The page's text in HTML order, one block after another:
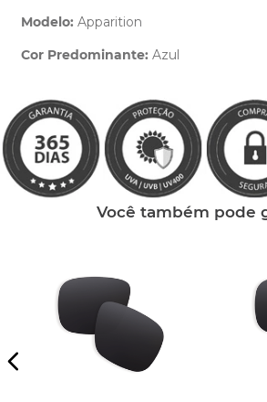
Modelo: Apparition
Cor Predominante: Azul
Você também pode